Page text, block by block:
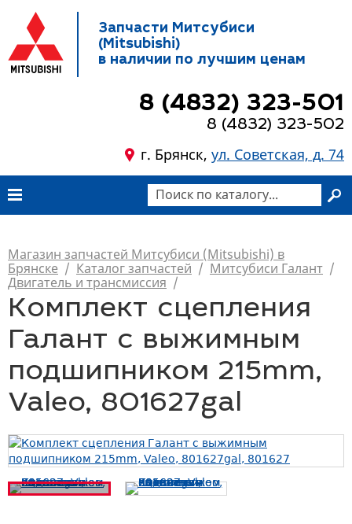
Запчасти Митсубиси
(Mitsubishi)
в наличии по лучшим ценам
8 (4832) 323-501
8 (4832) 323-502
г. Брянск, ул. Советская, д. 74
Магазин запчастей Митсубиси (Mitsubishi) в
Брянске / Каталог запчастей / Митсубиси Галант /
Двигатель и трансмиссия /
Комплект сцепления
Галант c выжимным
подшипником 215mm,
Valeo, 801627gal